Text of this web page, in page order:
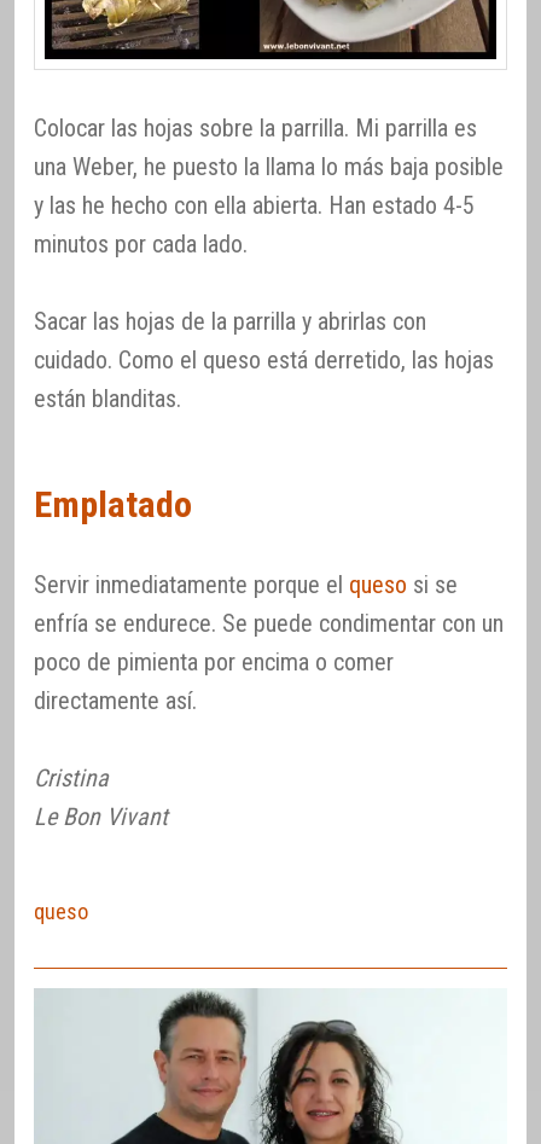
Colocar las hojas sobre la parrilla. Mi parrilla es
una Weber, he puesto la llama lo más baja posible
y las he hecho con ella abierta. Han estado 4-5
minutos por cada lado.
Sacar las hojas de la parrilla y abrirlas con
cuidado. Como el queso está derretido, las hojas
están blanditas.
Emplatado
Servir inmediatamente porque el queso si se
enfría se endurece. Se puede condimentar con un
poco de pimienta por encima o comer
directamente así.
Cristina
Le Bon Vivant
queso